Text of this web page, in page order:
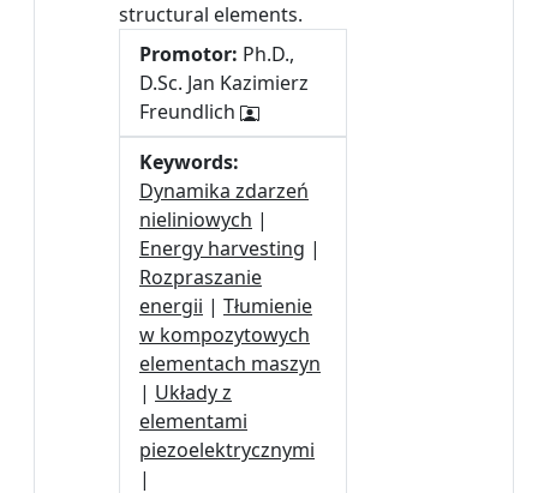
structural elements.
Promotor: Ph.D.,
D.Sc. Jan Kazimierz
Freundlich
Keywords:
Dynamika zdarzeń
nieliniowych |
Energy harvesting |
Rozpraszanie
energii | Tłumienie
w kompozytowych
elementach maszyn
| Układy z
elementami
piezoelektrycznymi
|